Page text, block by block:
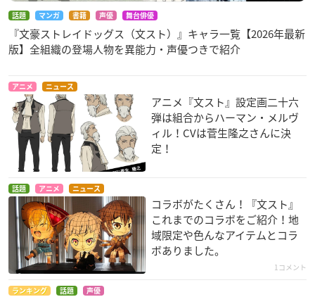
話題 マンガ 書籍 声優 舞台俳優
『文豪ストレイドッグス（文スト）』キャラ一覧【2026年最新
版】全組織の登場人物を異能力・声優つきで紹介
アニメ ニュース
アニメ『文スト』設定画二十六
弾は組合からハーマン・メルヴ
ィル！CVは菅生隆之さんに決
定！
話題 アニメ ニュース
コラボがたくさん！『文スト』
これまでのコラボをご紹介！地
域限定や色んなアイテムとコラ
ボありました。
1コメント
ランキング 話題 声優